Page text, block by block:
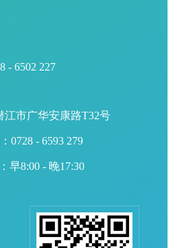
- 6502 227
江市广华安康路T32号
0728 - 6593 279
早8:00 - 晚17:30